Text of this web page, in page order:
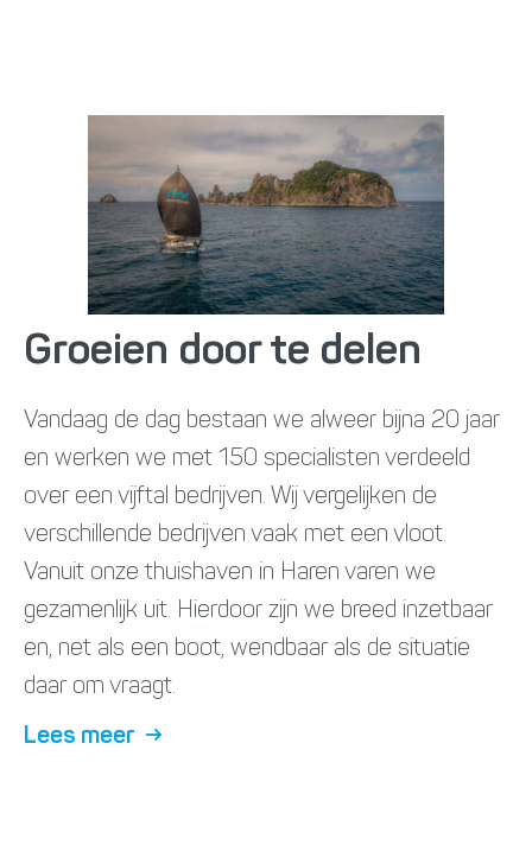
Groeien door te delen
Vandaag de dag bestaan we alweer bijna 20 jaar
en werken we met 150 specialisten verdeeld
over een vijftal bedrijven. Wij vergelijken de
verschillende bedrijven vaak met een vloot.
Vanuit onze thuishaven in Haren varen we
gezamenlijk uit. Hierdoor zijn we breed inzetbaar
en, net als een boot, wendbaar als de situatie
daar om vraagt.
Lees meer →